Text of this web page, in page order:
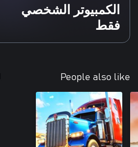
الكمبيوتر الشخصي
فقط
People also like